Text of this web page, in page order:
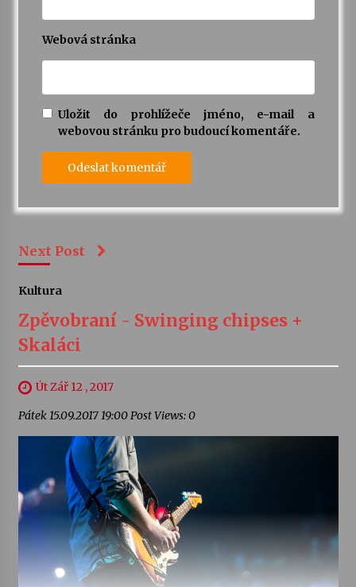
Webová stránka
Uložit do prohlížeče jméno, e-mail a
webovou stránku pro budoucí komentáře.
Next Post
Kultura
Zpěvobraní - Swinging chipses +
Skaláci
Út Zář 12 , 2017
Pátek 15.09.2017 19:00 Post Views: 0